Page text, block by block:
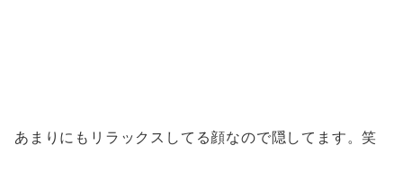
あまりにもリラックスしてる顔なので隠してます。笑